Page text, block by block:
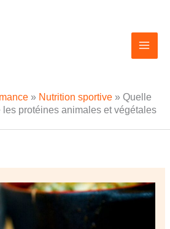
» Nutrition sportive » Quelle
les protéines animales et végétales